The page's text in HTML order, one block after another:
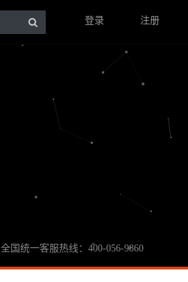
登录 注册
全国统一客服热线：400-056-9860